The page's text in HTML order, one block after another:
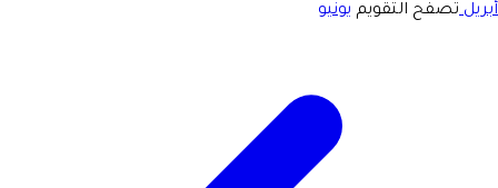
أبريلتصفح التقويم يونيو